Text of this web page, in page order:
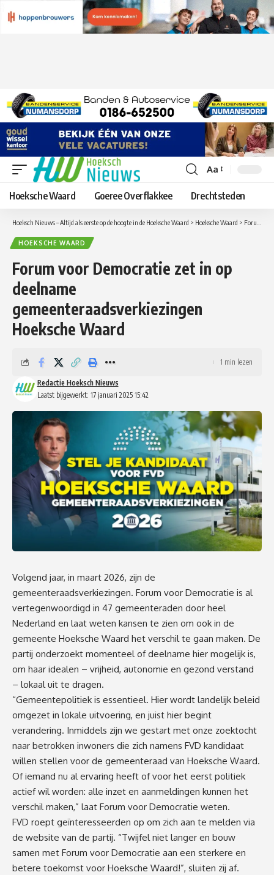
Lettergrootte
aanpassen
Aa
Hoeksche Waard Goeree Overflakkee Drechtsteden
Hoeksch Nieuws – Altijd als eerste op de hoogte in de Hoeksche Waard > Hoeksche Waard > Forum voor Democratie zet in op deelname gemeenteraadsverkiezingen Hoeksche Waard
HOEKSCHE WAARD
Forum voor Democratie zet in op
deelname
gemeenteraadsverkiezingen
Hoeksche Waard
Laatst bijgewerkt: 17 januari 2025 15:42
Redactie Hoeksch Nieuws
1 min lezen
Volgend jaar, in maart 2026, zijn de
gemeenteraadsverkiezingen. Forum voor Democratie is al
vertegenwoordigd in 47 gemeenteraden door heel
Nederland en laat weten kansen te zien om ook in de
gemeente Hoeksche Waard het verschil te gaan maken. De
partij onderzoekt momenteel of deelname hier mogelijk is,
om haar idealen – vrijheid, autonomie en gezond verstand
– lokaal uit te dragen.
“Gemeentepolitiek is essentieel. Hier wordt landelijk beleid
omgezet in lokale uitvoering, en juist hier begint
verandering. Inmiddels zijn we gestart met onze zoektocht
naar betrokken inwoners die zich namens FVD kandidaat
willen stellen voor de gemeenteraad van Hoeksche Waard.
Of iemand nu al ervaring heeft of voor het eerst politiek
actief wil worden: alle inzet en aanmeldingen kunnen het
verschil maken,” laat Forum voor Democratie weten.
FVD roept geïnteresseerden op om zich aan te melden via
de website van de partij. “Twijfel niet langer en bouw
samen met Forum voor Democratie aan een sterkere en
betere toekomst voor Hoeksche Waard!”, sluiten zij af.